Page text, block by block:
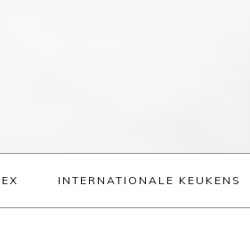
INTERNATIONALE KEUKENS